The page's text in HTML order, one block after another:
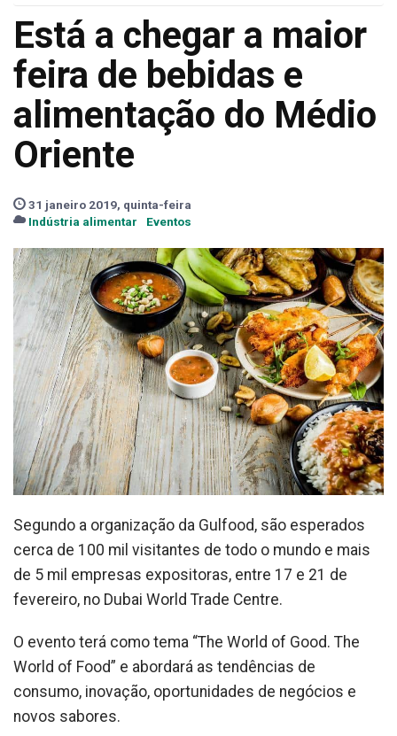
Está a chegar a maior
feira de bebidas e
alimentação do Médio
Oriente
31 janeiro 2019, quinta-feira
Indústria alimentar
Eventos
Segundo a organização da Gulfood, são esperados
cerca de 100 mil visitantes de todo o mundo e mais
de 5 mil empresas expositoras, entre 17 e 21 de
fevereiro, no Dubai World Trade Centre.
O evento terá como tema “The World of Good. The
World of Food” e abordará as tendências de
consumo, inovação, oportunidades de negócios e
novos sabores.